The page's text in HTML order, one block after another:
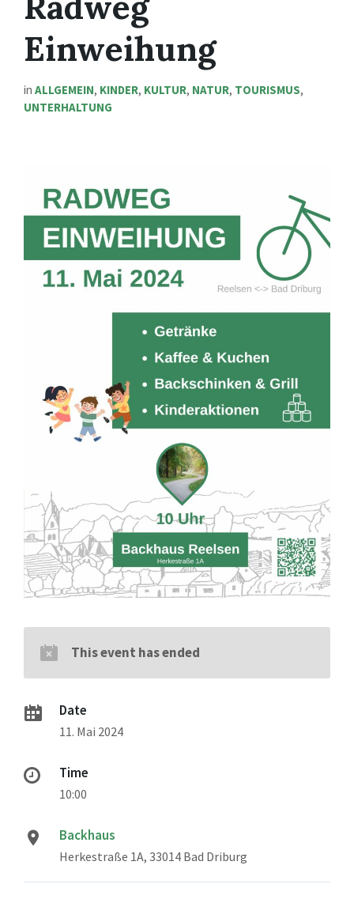
Einweihung
in ALLGEMEIN, KINDER, KULTUR, NATUR, TOURISMUS,
UNTERHALTUNG
This event has ended
Date
11. Mai 2024
Time
10:00
Backhaus
Herkestraße 1A, 33014 Bad Driburg